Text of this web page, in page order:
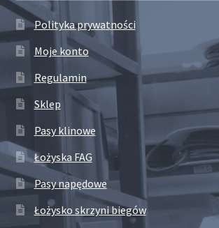
Polityka prywatności
Moje konto
Regulamin
Sklep
Pasy klinowe
Łożyska FAG
Pasy napędowe
Łożysko skrzyni biegów